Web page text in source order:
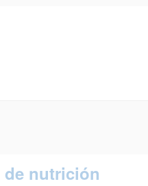
nutrición